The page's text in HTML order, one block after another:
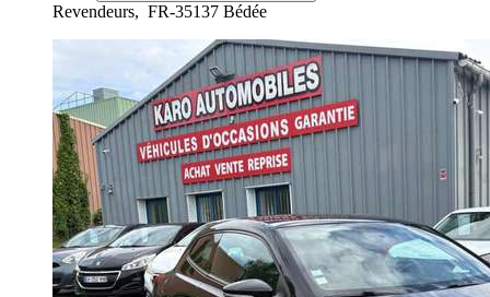
Revendeurs, FR-35137 Bédée